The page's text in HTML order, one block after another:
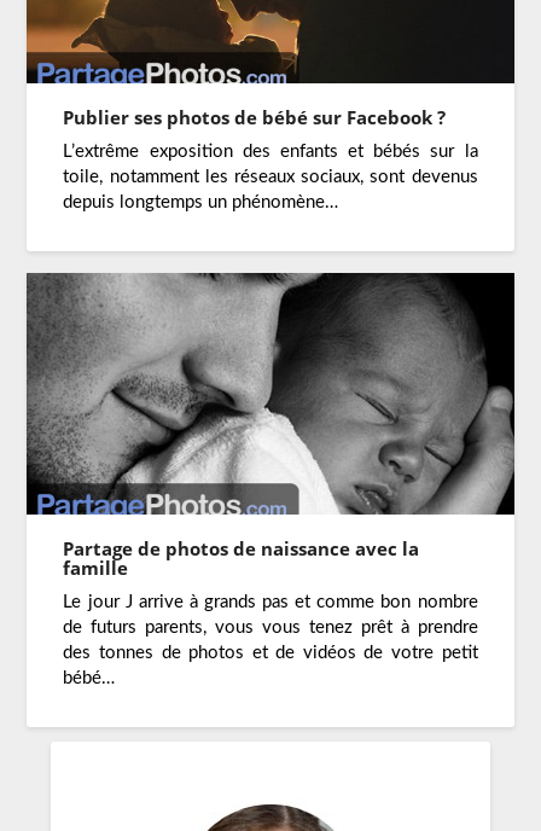
Publier ses photos de bébé sur Facebook ?
L’extrême exposition des enfants et bébés sur la
toile, notamment les réseaux sociaux, sont devenus
depuis longtemps un phénomène…
Partage de photos de naissance avec la
famille
Le jour J arrive à grands pas et comme bon nombre
de futurs parents, vous vous tenez prêt à prendre
des tonnes de photos et de vidéos de votre petit
bébé…